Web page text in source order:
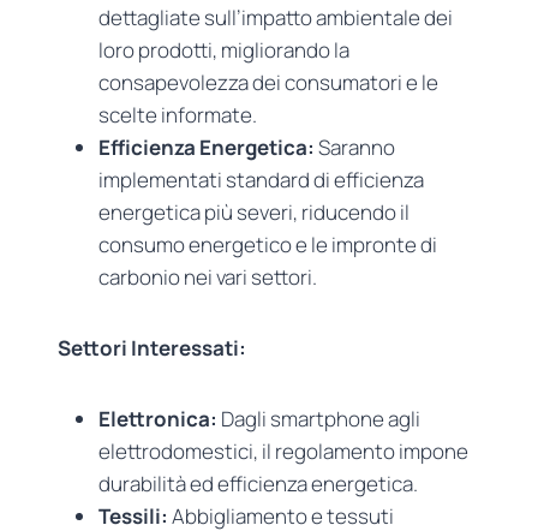
dettagliate sull’impatto ambientale dei
loro prodotti, migliorando la
consapevolezza dei consumatori e le
scelte informate.
Efficienza Energetica: Saranno
implementati standard di efficienza
energetica più severi, riducendo il
consumo energetico e le impronte di
carbonio nei vari settori.
Settori Interessati:
Elettronica: Dagli smartphone agli
elettrodomestici, il regolamento impone
durabilità ed efficienza energetica.
Tessili: Abbigliamento e tessuti